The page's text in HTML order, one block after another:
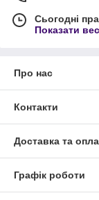
Сьогодні
Показати
Про нас
Контакти
Доставка та
Графік роботи